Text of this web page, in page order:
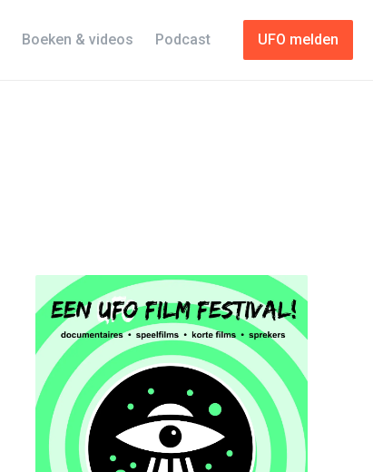
UFO melden
Boeken & videos Podcast